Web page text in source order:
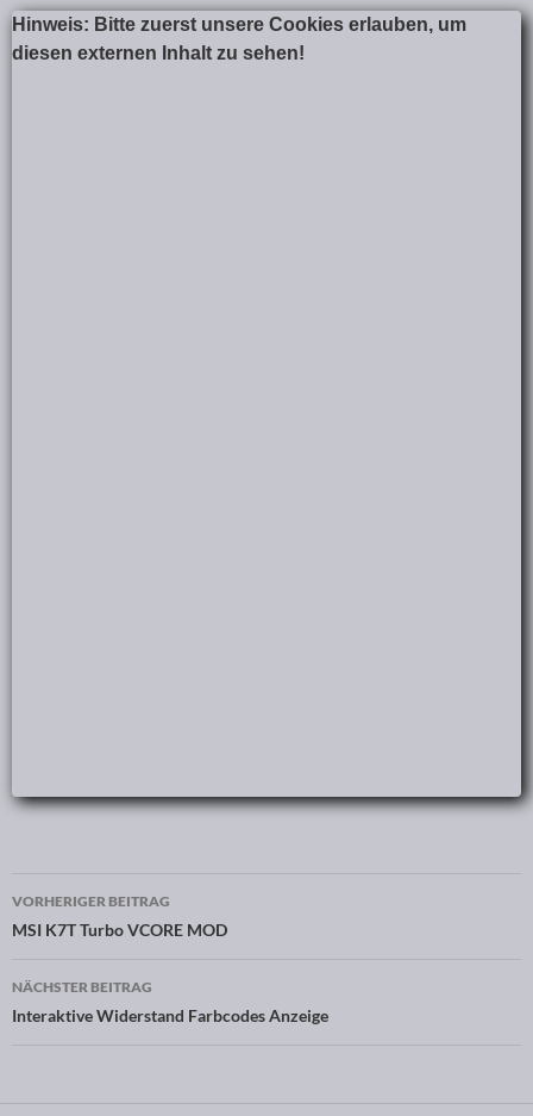
Hinweis: Bitte zuerst unsere Cookies erlauben, um
diesen externen Inhalt zu sehen!
Beitragsnavigation
VORHERIGER BEITRAG
MSI K7T Turbo VCORE MOD
NÄCHSTER BEITRAG
Interaktive Widerstand Farbcodes Anzeige